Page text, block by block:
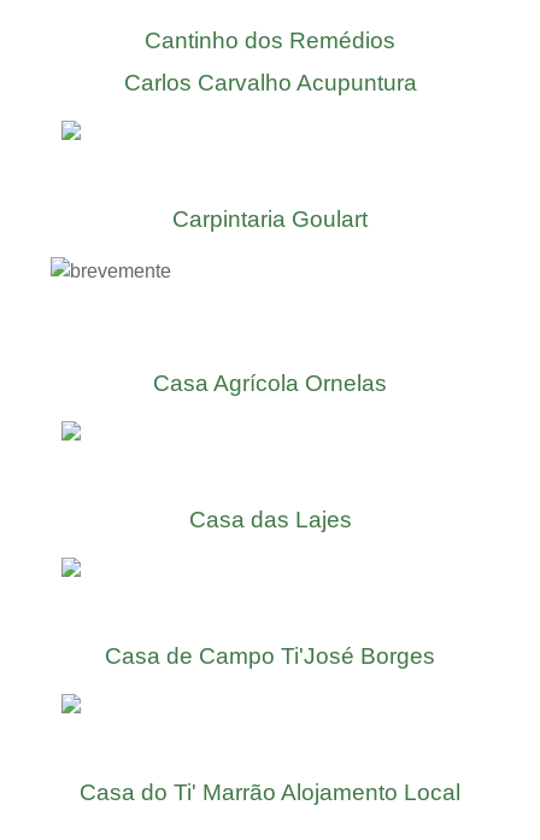
Cantinho dos Remédios
Carlos Carvalho Acupuntura
Carpintaria Goulart
Casa Agrícola Ornelas
Casa das Lajes
Casa de Campo Ti'José Borges
Casa do Ti' Marrão Alojamento Local